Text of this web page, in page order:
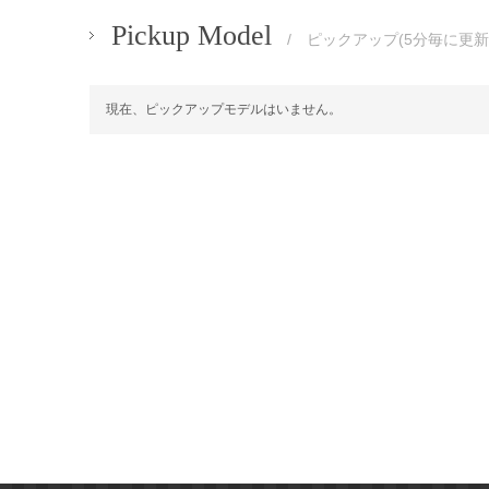
Pickup Model / ピックアップ(5分毎に更
現在、ピックアップモデルはいません。